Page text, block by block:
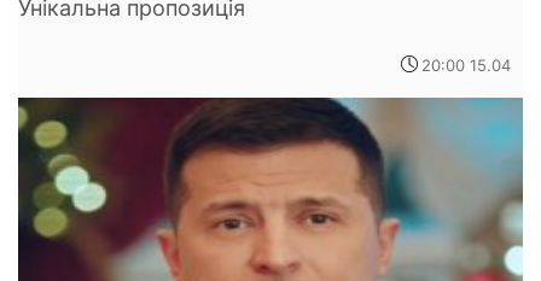
Унікальна пропозиція
20:00 15.04